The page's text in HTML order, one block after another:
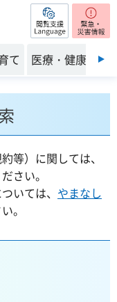
閲覧支援
て 医療・健康・福
等）に関しては、
さい。
いては、 やまなし
。